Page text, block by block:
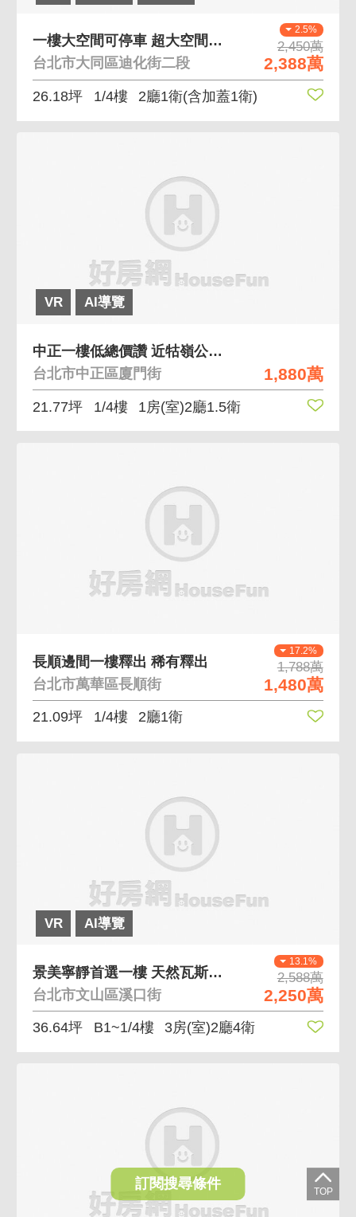
2.5%
2,450萬
2,388萬
一樓大空間可停車 超大空間一樓，好規劃好利用
台北市大同區迪化街二段
26.18坪 1/4樓 2廳1衛(含加蓋1衛)
VR AI導覽
1,880萬
中正一樓低總價讚 近牯嶺公園古亭捷運站低總價一樓
台北市中正區廈門街
21.77坪 1/4樓 1房(室)2廳1.5衛
17.2%
1,788萬
1,480萬
長順邊間一樓釋出 稀有釋出
台北市萬華區長順街
21.09坪 1/4樓 2廳1衛
VR AI導覽
13.1%
2,588萬
2,250萬
景美寧靜首選一樓 天然瓦斯好方便、公園綠地好愜意
台北市文山區溪口街
36.64坪 B1~1/4樓 3房(室)2廳4衛
訂閱搜尋條件